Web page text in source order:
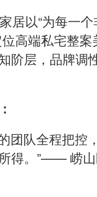
居以“为每一
高端私宅整
阶层，品牌调
团队全程把控
得。”—— 崂